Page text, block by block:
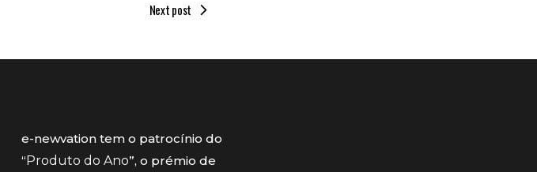
Next post
e-newvation tem o patrocínio do
“ Produto do Ano”, o prémio de